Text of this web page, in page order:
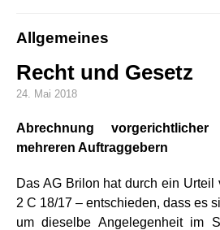
Allgemeines
Recht und Gesetz
24. Mai 2018
Abrechnung
mehreren Auftraggebern
Das AG Brilon hat durch ein Urteil
2 C 18/17 – entschieden, dass es
um dieselbe Angelegenheit im